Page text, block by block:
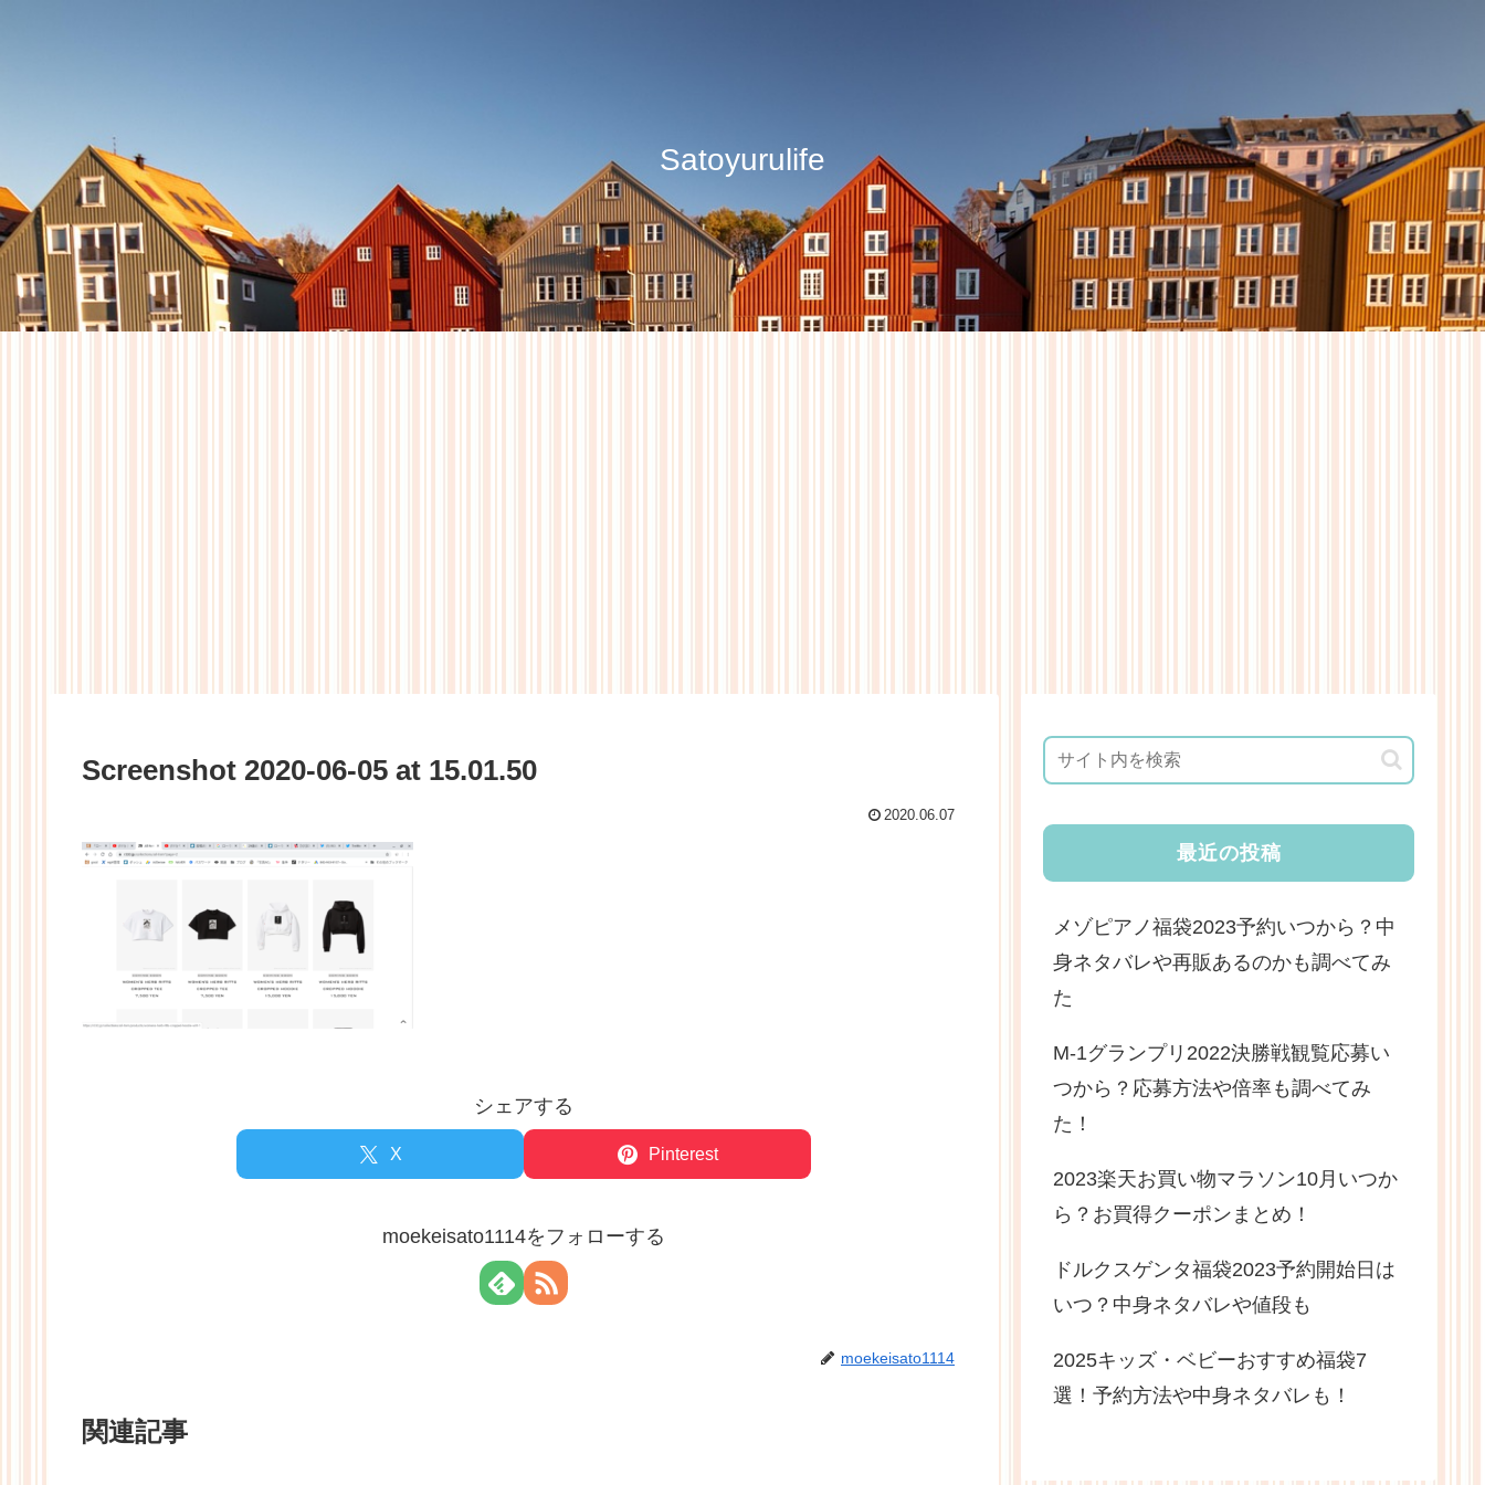
Satoyurulife
Screenshot 2020-06-05 at 15.01.50
2020.06.07
シェアする
X Pinterest
moekeisato1114をフォローする
moekeisato1114
関連記事
最近の投稿
メゾピアノ福袋2023予約いつから？中
身ネタバレや再販あるのかも調べてみ
た
M-1グランプリ2022決勝戦観覧応募い
つから？応募方法や倍率も調べてみ
た！
2023楽天お買い物マラソン10月いつか
ら？お買得クーポンまとめ！
ドルクスゲンタ福袋2023予約開始日は
いつ？中身ネタバレや値段も
2025キッズ・ベビーおすすめ福袋7
選！予約方法や中身ネタバレも！